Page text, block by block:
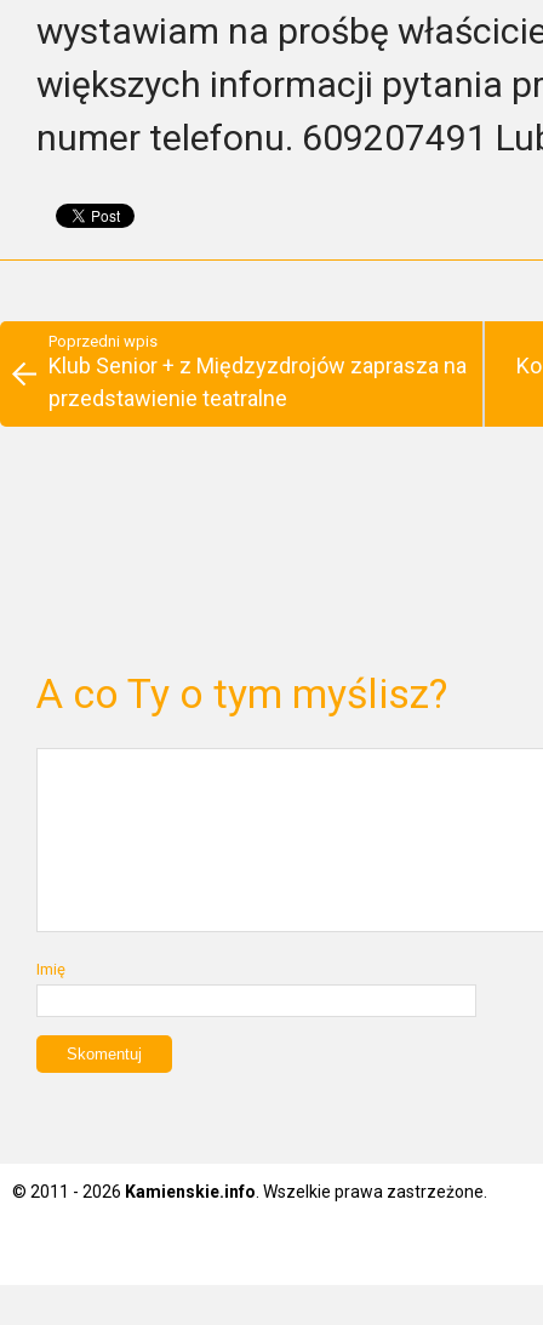
wystawiam na prośbę
większych informacji pytania
numer telefonu. 609207491
Poprzedni wpis
Klub Senior + z Międzyzdrojów zaprasza na
przedstawienie teatralne
A co Ty o tym myślisz?
Imię
© 2011 - 2026 Kamienskie.info. Wszelkie prawa zastrzeżone.